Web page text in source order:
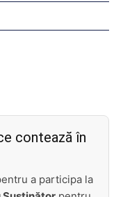
contează în
a participa la